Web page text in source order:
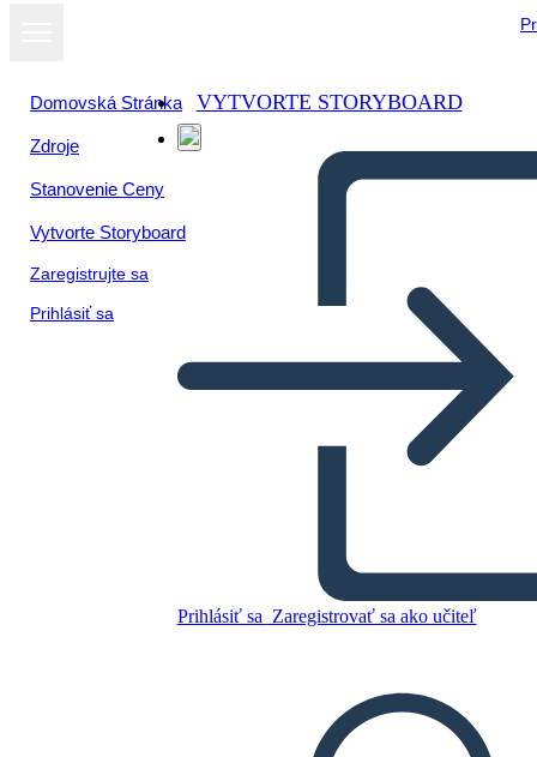
Domovská Stránka
Zdroje
Stanovenie Ceny
Vytvorte Storyboard
Zaregistrujte sa
Prihlásiť sa
VYTVORTE STORYBOARD
Prihlásiť sa Zaregistrovať sa ako učiteľ
Skopírujte tento Storyboard
PREHRAŤ PREZENTÁCIU
ČÍTAJ MI